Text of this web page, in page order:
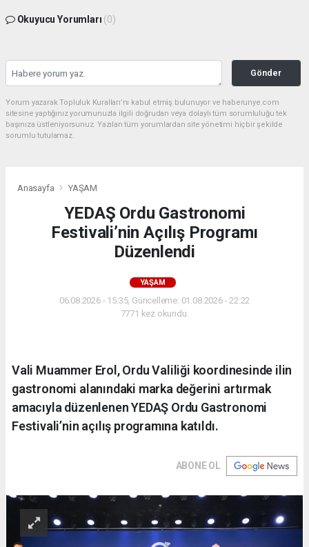
Okuyucu Yorumları (0)
Gönder
Yorum yazarak Topluluk Kuralları’nı kabul etmiş bulunuyor ve haberunye.com
sitesine yaptığınız yorumunuzla ilgili doğrudan veya dolaylı tüm sorumluluğu tek
başınıza üstleniyorsunuz. Yazılan tüm yorumlardan site yönetimi hiçbir şekilde
sorumlu tutulamaz.
Anasayfa YAŞAM
YEDAŞ Ordu Gastronomi
Festivali’nin Açılış Programı
Düzenlendi
YAŞAM
06.08.2026 - 15:35, Güncelleme: 01.08.2026 - 22:22
7771 kez okundu.
Vali Muammer Erol, Ordu Valiliği koordinesinde ilin
gastronomi alanındaki marka değerini artırmak
amacıyla düzenlenen YEDAŞ Ordu Gastronomi
Festivali’nin açılış programına katıldı.
ABONE OL